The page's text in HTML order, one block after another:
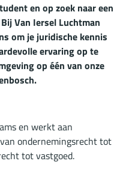
en op zoek naar een
Van Iersel Luchtman
om je juridische kennis
ervaring op te
op één van onze
en werkt aan
ondernemingsrecht tot
tot vastgoed.